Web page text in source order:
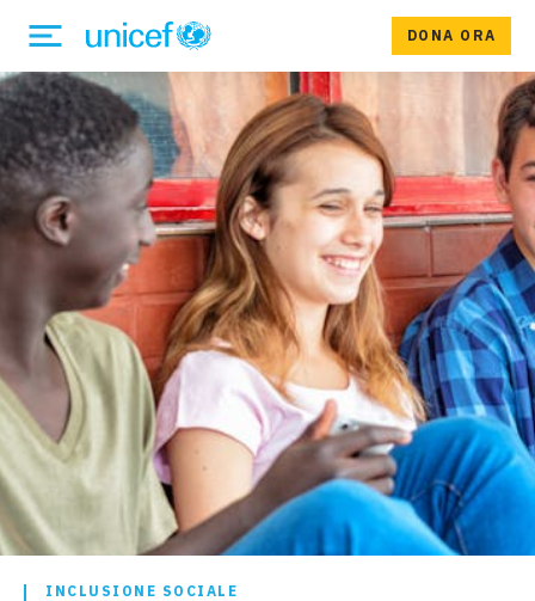
DONA ORA
INCLUSIONE SOCIALE